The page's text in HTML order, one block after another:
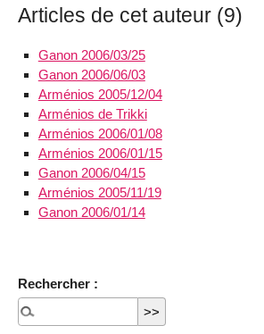
Articles de cet auteur (9)
Ganon 2006/03/25
Ganon 2006/06/03
Arménios 2005/12/04
Arménios de Trikki
Arménios 2006/01/08
Arménios 2006/01/15
Ganon 2006/04/15
Arménios 2005/11/19
Ganon 2006/01/14
Rechercher :